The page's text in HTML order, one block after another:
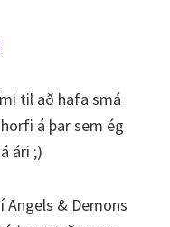
til að hafa smá
á þar sem ég
ári ;)
Angels & Demons